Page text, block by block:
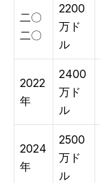
二〇
二〇
2200
万ド
ル
2022
年
2400
万ド
ル
2024
年
2500
万ド
ル